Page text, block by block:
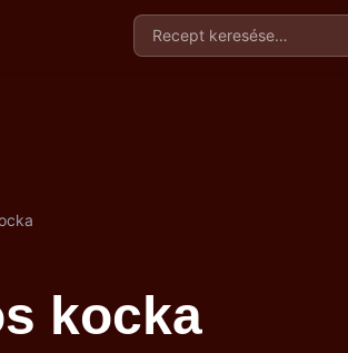
Recept keresése
kocka